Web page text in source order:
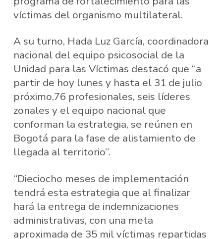
víctimas del organismo multilateral.
A su turno, Hada Luz García, coordinadora
nacional del equipo psicosocial de la
Unidad para las Víctimas destacó que “a
partir de hoy lunes y hasta el 31 de julio
próximo,76 profesionales, seis líderes
zonales y el equipo nacional que
conforman la estrategia, se reúnen en
Bogotá para la fase de alistamiento de
llegada al territorio”.
“Dieciocho meses de implementación
tendrá esta estrategia que al finalizar
hará la entrega de indemnizaciones
administrativas, con una meta
aproximada de 35 mil víctimas repartidas